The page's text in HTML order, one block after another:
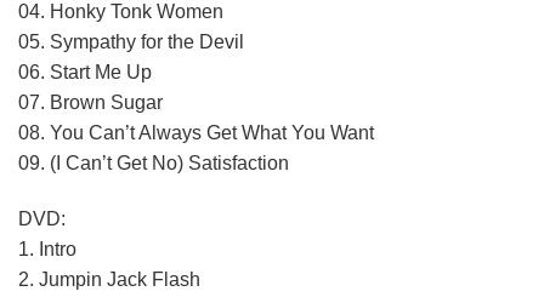
04. Honky Tonk Women
05. Sympathy for the Devil
06. Start Me Up
07. Brown Sugar
08. You Can’t Always Get What You Want
09. (I Can’t Get No) Satisfaction
DVD:
1. Intro
2. Jumpin Jack Flash